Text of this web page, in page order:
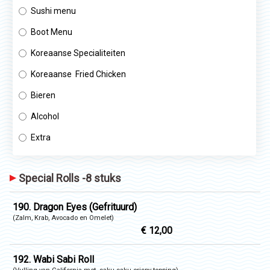
Sushi menu
Boot Menu
Koreaanse Specialiteiten
Koreaanse Fried Chicken
Bieren
Alcohol
Extra
Special Rolls -8 stuks
190. Dragon Eyes (Gefrituurd)
(Zalm, Krab, Avocado en Omelet)
€ 12,00
192. Wabi Sabi Roll